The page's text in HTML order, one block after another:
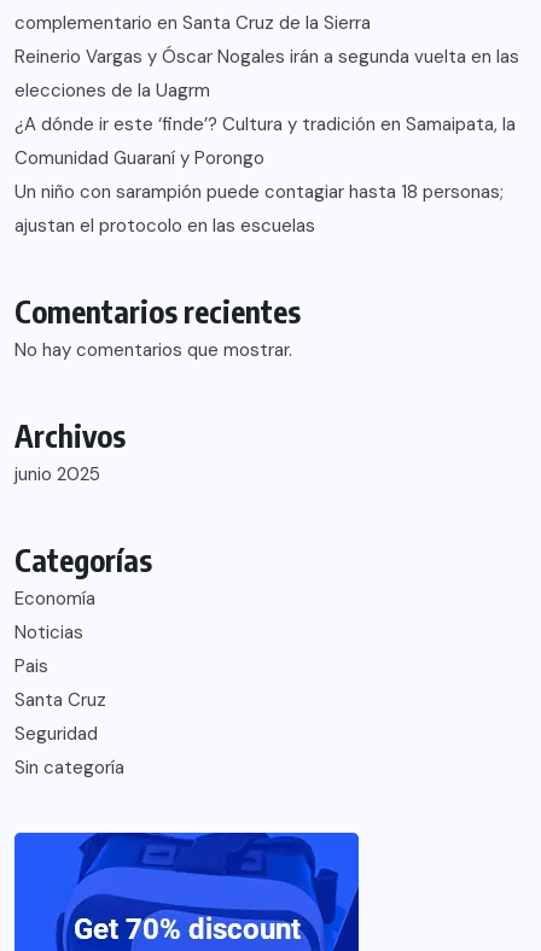
complementario en Santa Cruz de la Sierra
Reinerio Vargas y Óscar Nogales irán a segunda vuelta en las
elecciones de la Uagrm
¿A dónde ir este ‘finde’? Cultura y tradición en Samaipata, la
Comunidad Guaraní y Porongo
Un niño con sarampión puede contagiar hasta 18 personas;
ajustan el protocolo en las escuelas
Comentarios recientes
No hay comentarios que mostrar.
Archivos
junio 2025
Categorías
Economía
Noticias
Pais
Santa Cruz
Seguridad
Sin categoría